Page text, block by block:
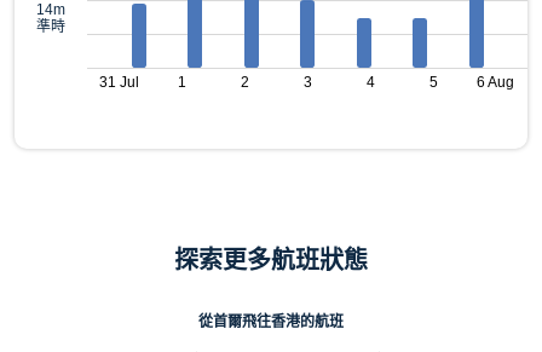
14m
準時
31 Jul 1 2 3 4 5 6 Aug
探索更多航班狀態
從首爾飛往香港的航班